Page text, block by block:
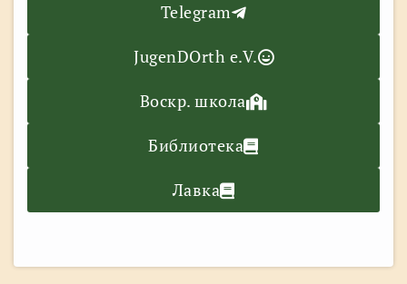
Telegram
JugenDOrth e.V.
Воскр. школа
Библиотека
Лавка